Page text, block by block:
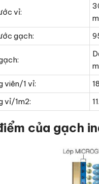
vỉ:
gạch:
viên/1 vỉ:
vỉ/1m2:
của gạch